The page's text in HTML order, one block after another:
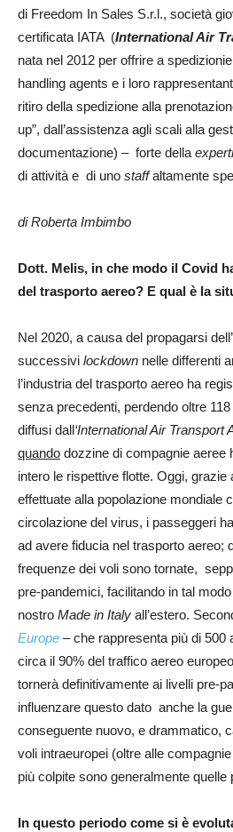
di Freedom In Sales S.r.l., società
certificata IATA (International Air
nata nel 2012 per offrire a
handling agents e i loro
ritiro della spedizione alla
up”, dall’assistenza agli scali alla
documentazione) – forte della
di attività e di uno staffaltamente
di Roberta Imbimbo
Dott. Melis, in che modo il Covid
del trasporto aereo? E qual è la
Nel 2020, a causa del propagarsi
successivi lockdown nelle differenti
l’industria del trasporto aereo ha
senza precedenti, perdendo oltre
diffusi dall‘International Air Transport
quando dozzine di compagnie aeree
intero le rispettive flotte. Oggi, grazie
effettuate alla popolazione mondiale
circolazione del virus, i passeggeri
ad avere fiducia nel trasporto aereo;
frequenze dei voli sono tornate,
pre-pandemici, facilitando in tal
nostro Made in Italy all’estero.
Europe – che rappresenta più di 500
circa il 90% del traffico aereo
tornerà definitivamente ai livelli pre-
influenzare questo dato anche la
conseguente nuovo, e drammatico,
voli intraeuropei (oltre alle
più colpite sono generalmente quelle
In questo periodo come si è